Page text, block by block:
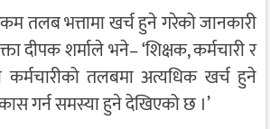
तलब भत्तामा खर्च हुने गरेको जानकारी
दीपक शर्माले भने– ‘शिक्षक, कर्मचारी र
कर्मचारीको तलबमा अत्यधिक खर्च हुने
गर्न समस्या हुने देखिएको छ ।’